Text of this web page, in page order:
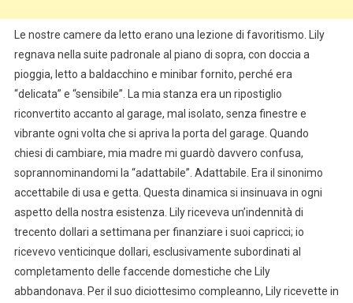
Le nostre camere da letto erano una lezione di favoritismo. Lily
regnava nella suite padronale al piano di sopra, con doccia a
pioggia, letto a baldacchino e minibar fornito, perché era
“delicata” e “sensibile”. La mia stanza era un ripostiglio
riconvertito accanto al garage, mal isolato, senza finestre e
vibrante ogni volta che si apriva la porta del garage. Quando
chiesi di cambiare, mia madre mi guardò davvero confusa,
soprannominandomi la “adattabile”. Adattabile. Era il sinonimo
accettabile di usa e getta. Questa dinamica si insinuava in ogni
aspetto della nostra esistenza. Lily riceveva un’indennità di
trecento dollari a settimana per finanziare i suoi capricci; io
ricevevo venticinque dollari, esclusivamente subordinati al
completamento delle faccende domestiche che Lily
abbandonava. Per il suo diciottesimo compleanno, Lily ricevette in